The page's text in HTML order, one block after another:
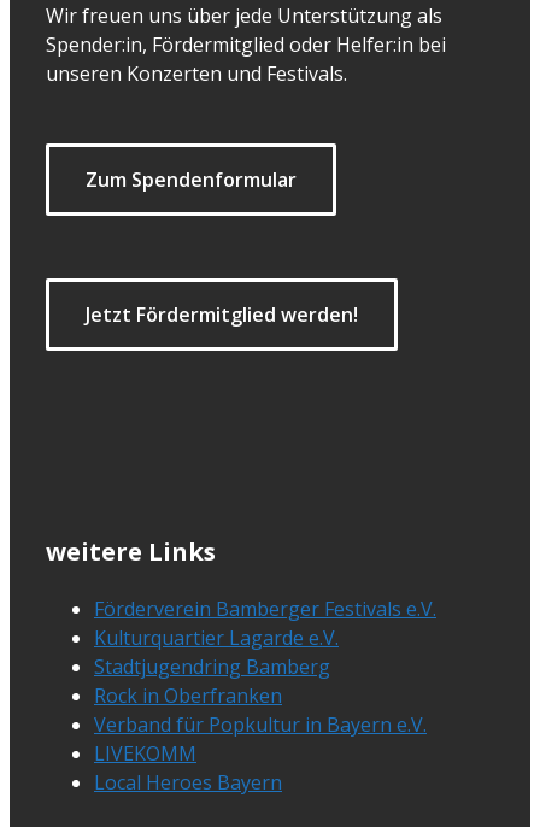
Wir freuen uns über jede Unterstützung als
Spender:in, Fördermitglied oder Helfer:in bei
unseren Konzerten und Festivals.
Zum Spendenformular
Jetzt Fördermitglied werden!
weitere Links
Förderverein Bamberger Festivals e.V.
Kulturquartier Lagarde e.V.
Stadtjugendring Bamberg
Rock in Oberfranken
Verband für Popkultur in Bayern e.V.
LIVEKOMM
Local Heroes Bayern